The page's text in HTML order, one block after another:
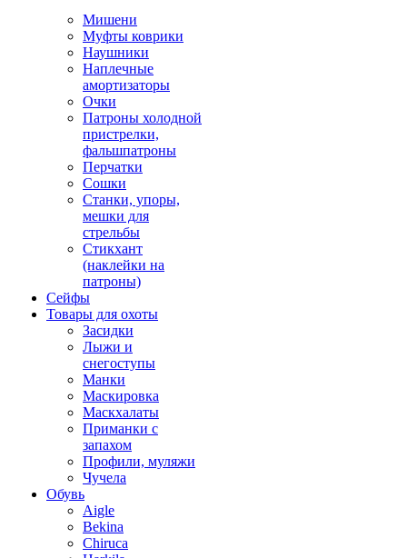
Мишени
Муфты коврики
Наушники
Наплечные
амортизаторы
Очки
Патроны холодной
пристрелки,
фальшпатроны
Перчатки
Сошки
Станки, упоры,
мешки для
стрельбы
Стикхант
(наклейки на
патроны)
Сейфы
Товары для охоты
Засидки
Лыжи и
снегоступы
Манки
Маскировка
Маскхалаты
Приманки с
запахом
Профили, муляжи
Чучела
Обувь
Aigle
Bekina
Chiruсa